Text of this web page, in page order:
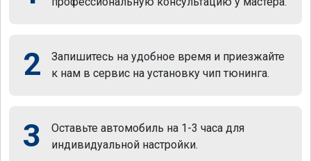
2
Запишитесь на удобное время и приезжайте
к нам в сервис на установку чип тюнинга.
3
Оставьте автомобиль на 1-3 часа для
индивидуальной настройки.